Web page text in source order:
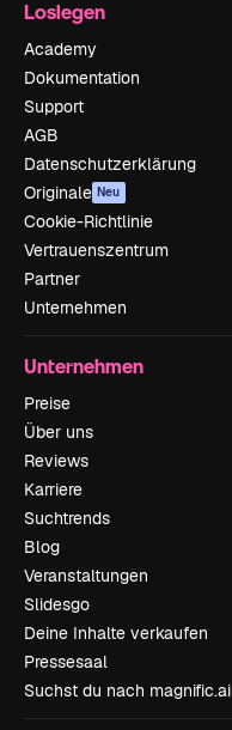
Loslegen
Academy
Dokumentation
Support
AGB
Datenschutzerklärung
Originale Neu
Cookie-Richtlinie
Vertrauenszentrum
Partner
Unternehmen
Unternehmen
Preise
Über uns
Reviews
Karriere
Suchtrends
Blog
Veranstaltungen
Slidesgo
Deine Inhalte verkaufen
Pressesaal
Suchst du nach magnific.ai